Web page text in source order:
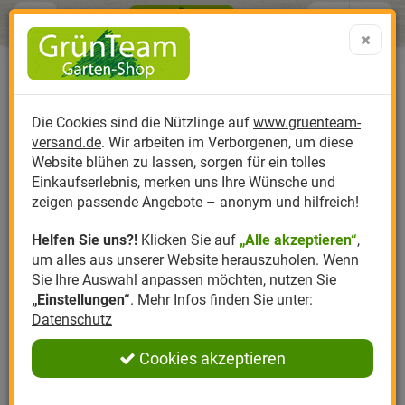
Produktkatalog
Anzucht
Dünger
Erde
Kompost
Pflanzenstärkung
Nützlinge Nützlinge gegen
Nützlingsarten
Nützlingsförderung
Nützlingszubehör
Hersteller
Biplantol
Felco
Gloria
Greenfield
Romberg
Themenwelt
Gemüsegarten
Rasen
Rosen
Ziergarten
Kräutergarten
Ratgeber
Aktuelle Themen
Schädlinge aktuell
Angebote
Sparsets / Set-
Angebote
0 ARTIKEL IM WARENKORB
Ergebnisse () Fertig
Menü Search
Die Cookies sind die Nützlinge auf www.gruenteam-
versand.de. Wir arbeiten im Verborgenen, um diese
Website blühen zu lassen, sorgen für ein tolles
Einkaufserlebnis, merken uns Ihre Wünsche und
zeigen passende Angebote – anonym und hilfreich!
Helfen Sie uns?! Klicken Sie auf „Alle akzeptieren“,
um alles aus unserer Website herauszuholen. Wenn
Sie Ihre Auswahl anpassen möchten, nutzen Sie
„Einstellungen“. Mehr Infos finden Sie unter:
Datenschutz
Cookies akzeptieren